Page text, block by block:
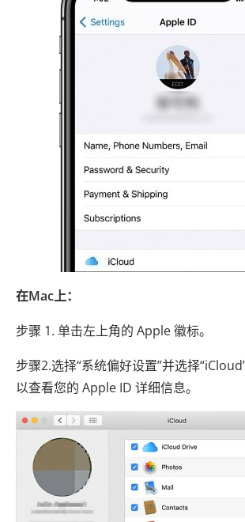
在Mac上：
步骤 1. 单击左上角的 Apple 徽标。
步骤2.选择“系统偏好设置”并选择
以查看您的 Apple ID 详细信息。